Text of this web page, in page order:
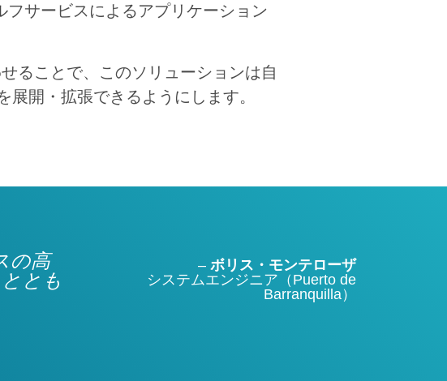
フサービスによるアプリケーション
ることで、このソリューションは自
開・拡張できるようにします。
の高
とも
– ボリス・モンテローザ
システムエンジニア（ Puerto de
Barranquilla ）